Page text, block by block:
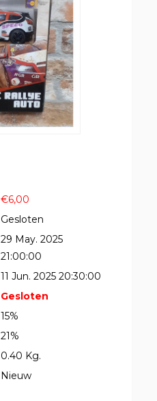
€6,00
Gesloten
29 May. 2025
21:00:00
11 Jun. 2025 20:30:00
Gesloten
15%
21%
0.40 Kg.
Nieuw